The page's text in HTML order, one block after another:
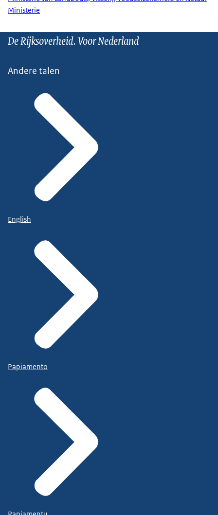
Ministerie
De Rijksoverheid. Voor Nederland
Andere talen
English
Papiamento